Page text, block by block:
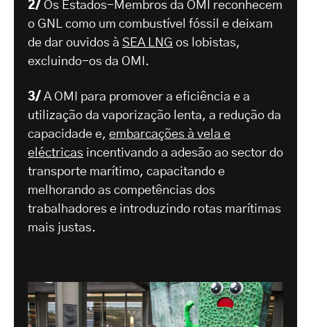
2/ Os Estados-Membros da OMI reconhecem
o GNL como um combustível fóssil e deixam
de dar ouvidos à SEA LNG os lobistas,
excluindo-os da OMI.
3/ A OMI para promover a eficiência e a
utilização da vaporização lenta, a redução da
capacidade e, embarcações à vela e
eléctricas incentivando a adesão ao sector do
transporte marítimo, capacitando e
melhorando as competências dos
trabalhadores e introduzindo rotas marítimas
mais justas.